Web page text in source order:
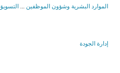
الموارد البشرية وشؤون الموظفين ...
إدارة الجودة